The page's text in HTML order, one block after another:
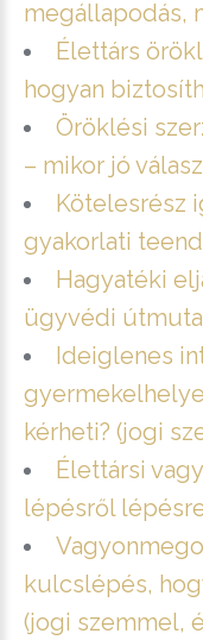
megállapodás,
Élettárs
hogyan
Öröklési
– mikor jó
Kötelesrész
gyakorlati
Hagyatéki
ügyvédi
Ideiglenes
kérheti? (jogi
Élettársi
lépésről
kulcslépés,
(jogi szemmel,